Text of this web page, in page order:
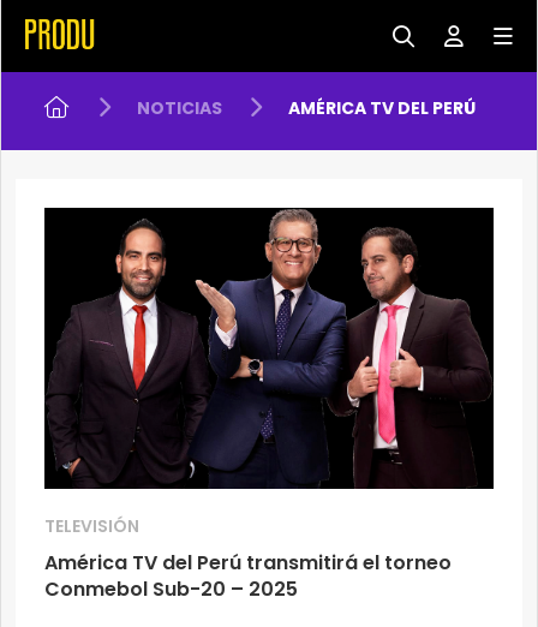
NOTICIAS AMÉRICA TV DEL PERÚ
TELEVISIÓN
América TV del Perú transmitirá el torneo
Conmebol Sub-20 – 2025